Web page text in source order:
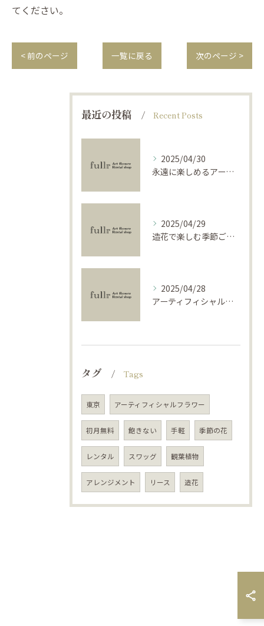
てください。
< 前のページ 一覧に戻る 次のページ >
最近の投稿 Recent Posts
2025/04/30
永遠に楽しめるアーティフィシャルフラワーの使い方
2025/04/29
造花で楽しむ季節ごとのインテリア
2025/04/28
アーティフィシャルフラワーで学ぶ基礎と活用法
タグ Tags
東京 アーティフィシャルフラワー
初月無料 飽きない 手軽 季節の花
レンタル スワッグ 観葉植物
アレンジメント リース 造花